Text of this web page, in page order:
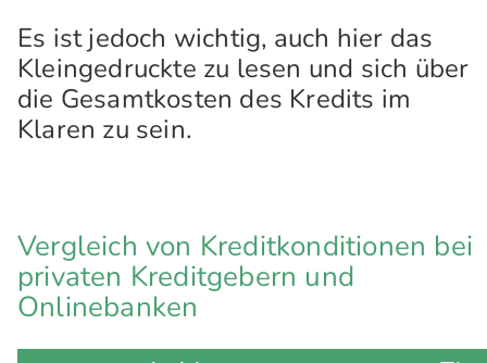
Es ist jedoch wichtig, auch hier das
Kleingedruckte zu lesen und sich über
die Gesamtkosten des Kredits im
Klaren zu sein.
Vergleich von Kreditkonditionen bei
privaten Kreditgebern und
Onlinebanken